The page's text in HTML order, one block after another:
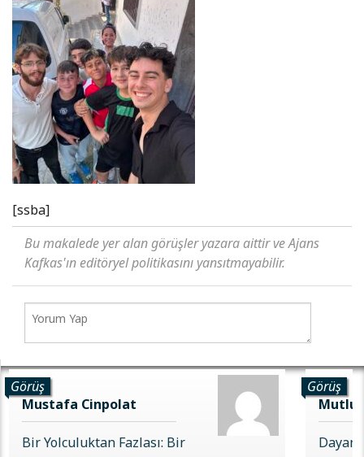
[ssba]
Bu makalede yer alan görüşler yazara aittir ve Ajans
Kafkas'ın editöryel politikasını yansıtmayabilir.
Görüş
Mustafa Cinpolat
Bir Yolculuktan Fazlası: Bir
Görüş
Mutlu